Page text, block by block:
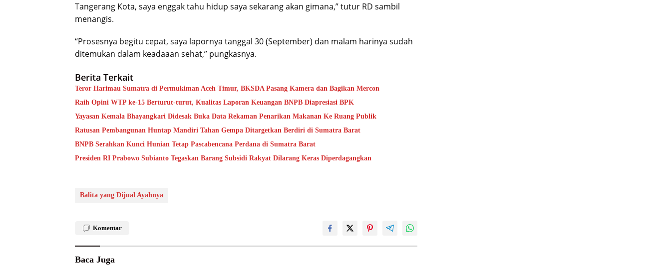
Tangerang Kota, saya enggak tahu hidup saya sekarang akan gimana,” tutur RD sambil
menangis.
“Prosesnya begitu cepat, saya lapornya tanggal 30 (September) dan malam harinya sudah
ditemukan dalam keadaaan sehat,” pungkasnya.
Berita Terkait
Teror Harimau Sumatra di Permukiman Aceh Timur, BKSDA Pasang Kamera dan Bagikan Mercon
Raih Opini WTP ke-15 Berturut-turut, Kualitas Laporan Keuangan BNPB Diapresiasi BPK
Yayasan Kemala Bhayangkari Didesak Buka Data Rekaman Penarikan Makanan Ke Ruang Publik
Ratusan Pembangunan Huntap Mandiri Tahan Gempa Ditargetkan Berdiri di Sumatra Barat
BNPB Serahkan Kunci Hunian Tetap Pascabencana Perdana di Sumatra Barat
Presiden RI Prabowo Subianto Tegaskan Barang Subsidi Rakyat Dilarang Keras Diperdagangkan
Balita yang Dijual Ayahnya
Komentar
Baca Juga